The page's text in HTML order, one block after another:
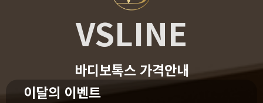
VSLINE
바디보톡스 가격안내
이달의 이벤트